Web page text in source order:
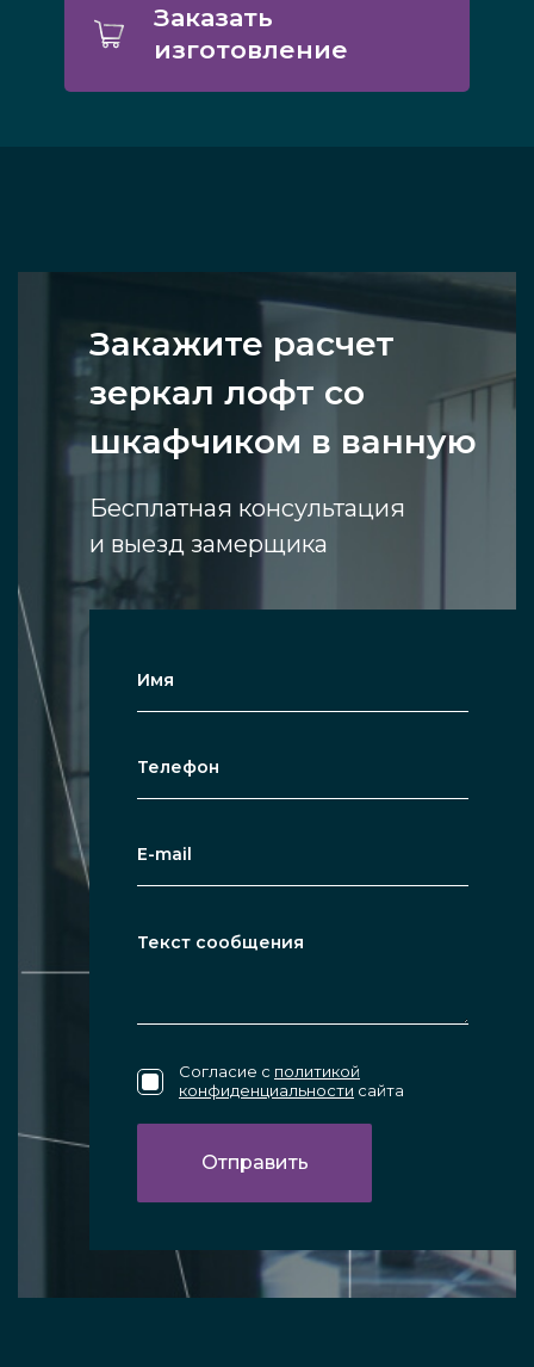
Заказать
изготовление
Закажите расчет
зеркал лофт со
шкафчиком в ванную
Бесплатная консультация
и выезд замерщика
Согласие с политикой
конфиденциальности сайта